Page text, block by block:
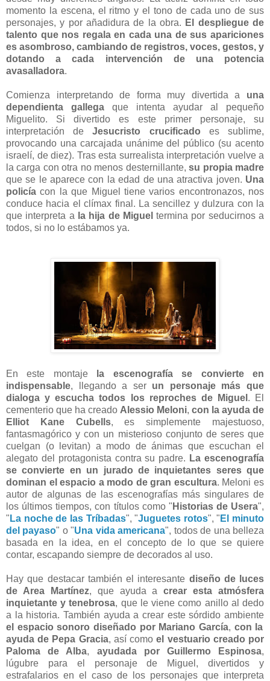
momento la escena, el ritmo y el tono de cada uno de sus
personajes, y por añadidura de la obra. El despliegue de
talento que nos regala en cada una de sus apariciones
es asombroso, cambiando de registros, voces, gestos, y
dotando a cada intervención de una potencia
avasalladora.
Comienza interpretando de forma muy divertida a una
dependienta gallega que intenta ayudar al pequeño
Miguelito. Si divertido es este primer personaje, su
interpretación deJesucristo crucificado es sublime,
provocando una carcajada unánime del público (su acento
israelí, de diez). Tras esta surrealista interpretación vuelve a
la carga con otra no menos desternillante,su propia madre
que se le aparece con la edad de una atractiva joven. Una
policía con la que Miguel tiene varios encontronazos, nos
conduce hacia el clímax final. La sencillez y dulzura con la
que interpreta a la hija de Miguel termina por seducirnos a
todos, si no lo estábamos ya.
En este montaje
la escenografía se convierte en
indispensable, llegando a ser un personaje más que
dialoga y escucha todos los reproches de Miguel . El
cementerio que ha creado Alessio Meloni, con la ayuda de
Elliot Kane Cubells, es simplemente majestuoso,
fantasmagórico y con un misterioso conjunto de seres que
cuelgan (o levitan) a modo de ánimas que escuchan el
alegato del protagonista contra su padre. La escenografía
se convierte en un jurado de inquietantes seres que
dominan el espacio a modo de gran escultura. Meloni es
autor de algunas de las escenografías más singulares de
los últimos tiempos, con títulos como " Historias de Usera",
" La noche de las Tríbadas", "Juguetes rotos", " El minuto
del payaso" o "Una vida americana", todos de una belleza
basada en la idea, en el concepto de lo que se quiere
contar, escapando siempre de decorados al uso.
Hay que destacar también el interesante diseño de luces
de Area Martínez, que ayuda acrear esta atmósfera
inquietante y tenebrosa, que le viene como anillo al dedo
a la historia. También ayuda a crear este sórdido ambiente
el espacio sonoro diseñado por Mariano García, con la
ayuda de Pepa Gracia, así comoel vestuario creado por
Paloma de Alba, ayudada por Guillermo Espinosa,
lúgubre para el personaje de Miguel, divertidos y
estrafalarios en el caso de los personajes que interpreta